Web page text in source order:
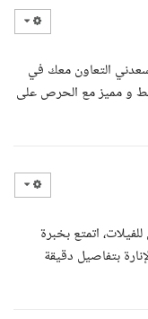
التعاون معك في
و مميز مع الحرص على
اتمتع بخبرة
بتفاصيل دقيقة